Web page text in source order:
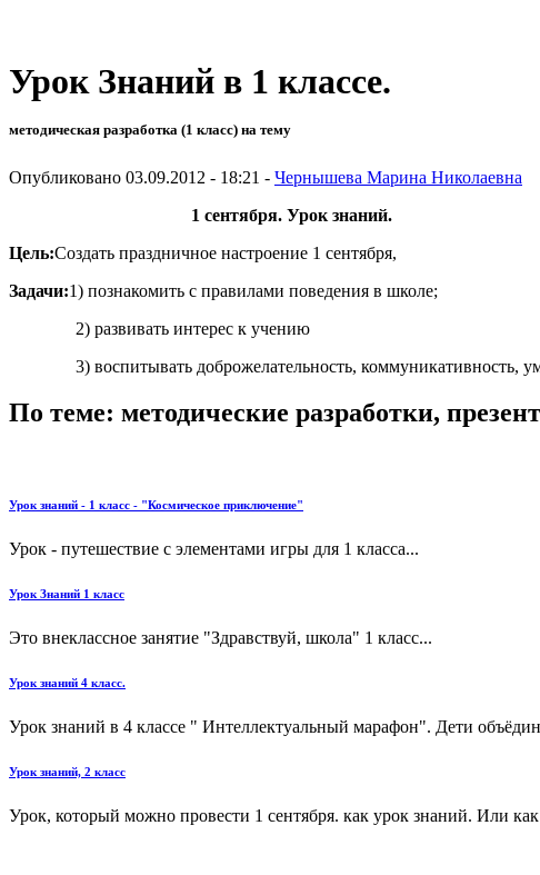
Урок Знаний в 1 классе.
методическая разработка (1 класс) на тему
Опубликовано 03.09.2012 - 18:21 - Чернышева Марина Николаевна
1 сентября. Урок знаний.
Цель:Создать праздничное настроение 1 сентября,
Задачи:1) познакомить с правилами поведения в школе;
2) развивать интерес к учению
3) воспитывать доброжелательность, коммуникативность,
По теме: методические разработки,
Урок знаний - 1 класс - "Космическое приключение"
Урок - путешествие с элементами игры для 1 класса...
Урок Знаний 1 класс
Это внеклассное занятие "Здравствуй, школа" 1 класс...
Урок знаний 4 класс.
Урок знаний в 4 классе " Интеллектуальный марафон". Дети
Урок знаний, 2 класс
Урок, который можно провести 1 сентября. как урок знаний. Или